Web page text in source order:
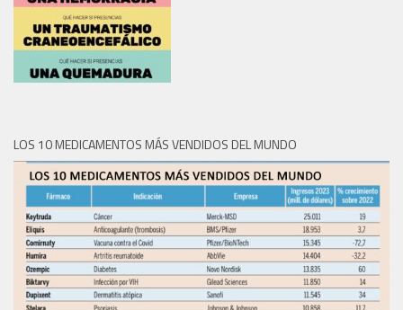
LOS 10 MEDICAMENTOS MÁS VENDIDOS DEL MUNDO